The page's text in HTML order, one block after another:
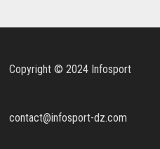
Copyright © 2024 Infosport
contact@infosport-dz.com